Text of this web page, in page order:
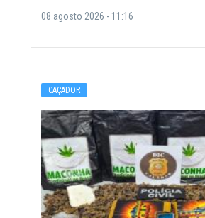
08 agosto 2026 - 11:16
CAÇADOR